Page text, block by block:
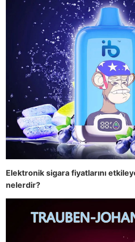
Elektronik sigara fiyatlarını
nelerdir?